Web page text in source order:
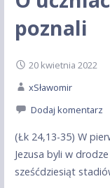
poznali
20 kwietnia 2022
xSławomir
Dodaj komentarz
(Łk 24,13-35) W
Jezusa byli w
sześćdziesiąt